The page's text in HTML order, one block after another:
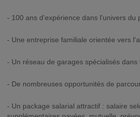
- 100 ans d'expérience dans l'univers du
- Une entreprise familiale orientée vers
- Un réseau de garages spécialisés dans
- De nombreuses opportunités de
- Un package salarial attractif : salaire